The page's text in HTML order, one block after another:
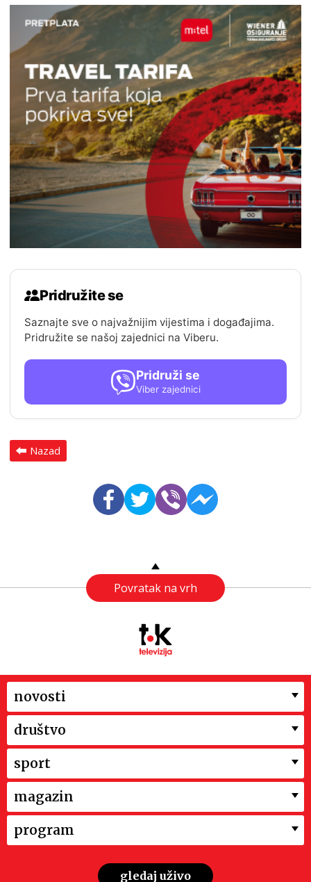
Pridružite se
Saznajte sve o najvažnijim vijestima i događajima.
Pridružite se našoj zajednici na Viberu.
Pridruži se
Viber zajednici
Nazad
Povratak na vrh
novosti
društvo
sport
magazin
program
gledaj uživo